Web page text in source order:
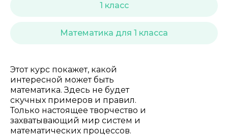
1 класс
Математика для 1 класса
Этот курс покажет, какой
интересной может быть
математика. Здесь не будет
скучных примеров и правил.
Только настоящее творчество и
захватывающий мир систем и
математических процессов.
Подача материала *
Программа обучения *
Уровень организации *